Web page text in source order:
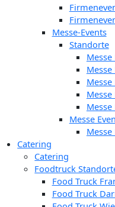
Messe-Events
Standorte
Messe
Messe
Catering
Catering
Foodtruck
Food Truck
Food Truck